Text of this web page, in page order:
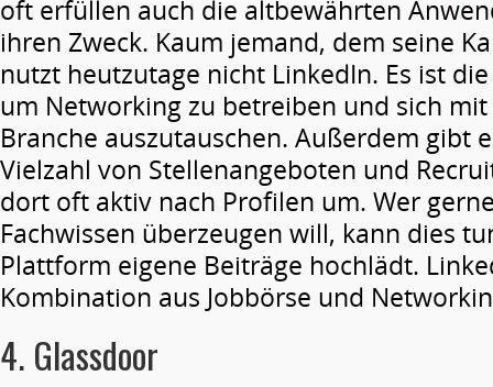
oft erfüllen auch die altbewährten
ihren Zweck. Kaum jemand, dem seine
nutzt heutzutage nicht LinkedIn. Es ist
um Networking zu betreiben und sich
Branche auszutauschen. Außerdem gibt
Vielzahl von Stellenangeboten und
dort oft aktiv nach Profilen um. Wer
Fachwissen überzeugen will, kann dies
Plattform eigene Beiträge hochlädt.
Kombination aus Jobbörse und
4. Glassdoor